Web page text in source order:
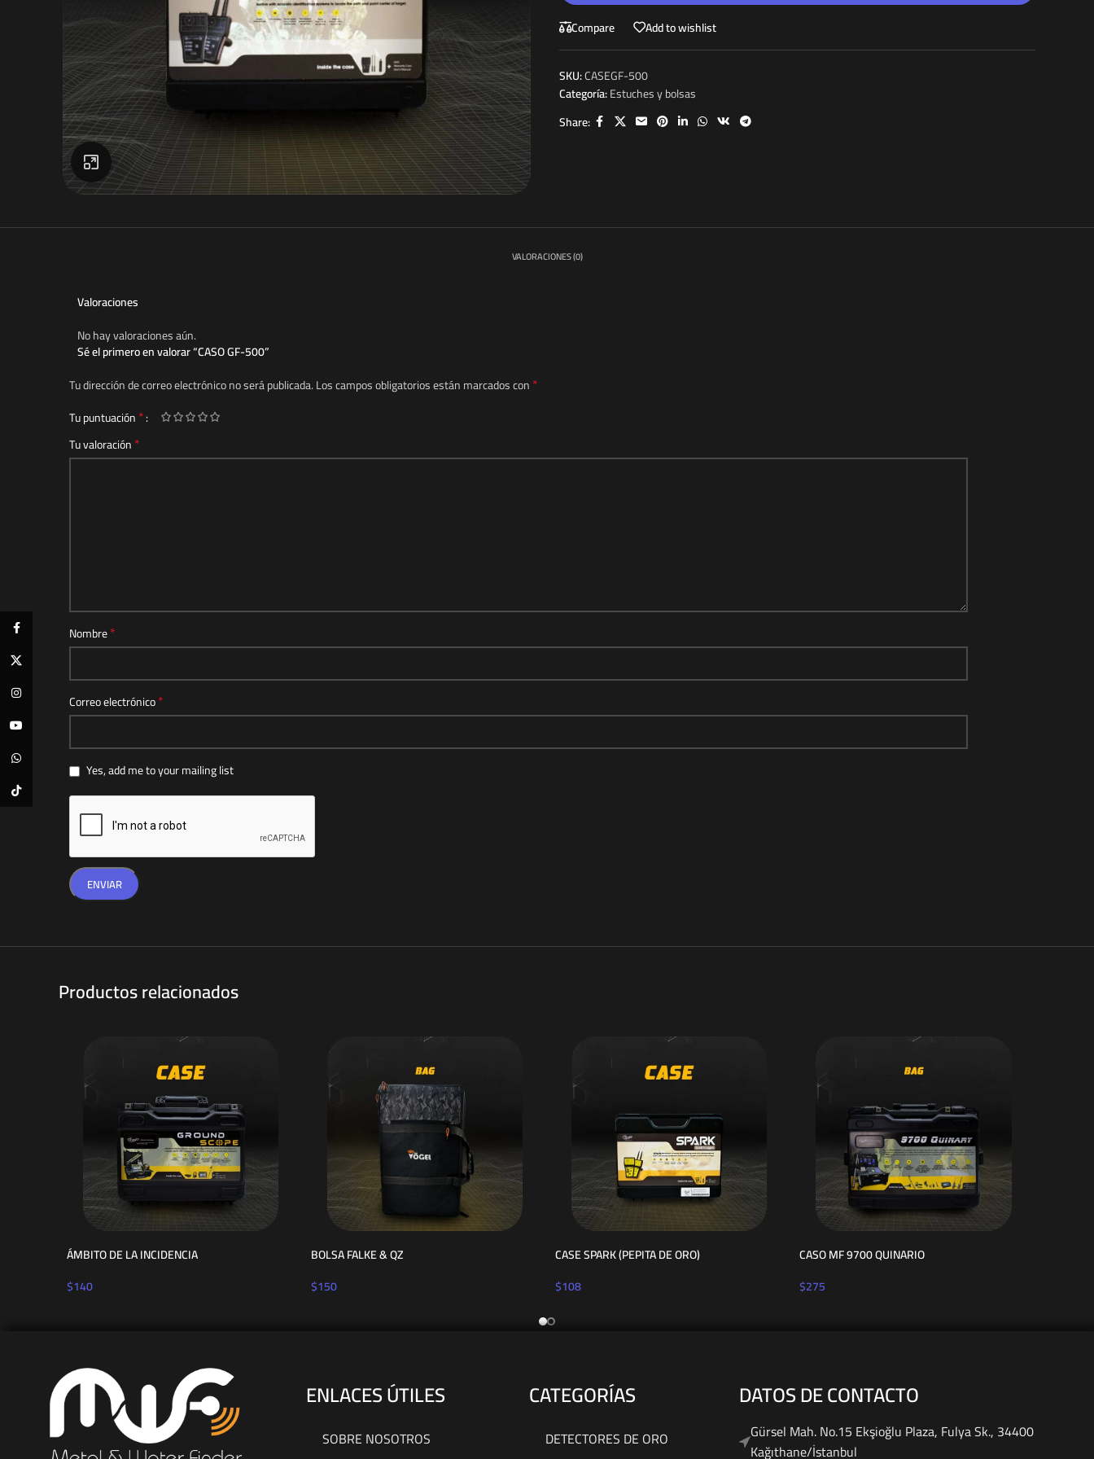
Click to enlarge
Compare Add to wishlist
SKU:CASEGF-500
Categoría:Estuches y bolsas
Share:
VALORACIONES (0)
Valoraciones
No hay valoraciones aún.
Sé el primero en valorar “CASO GF-500”
Tu dirección de correo electrónico no será publicada.Los campos obligatorios están marcados con*
Tu puntuación*
Tu valoración*
Nombre*
Correo electrónico*
Yes, add me to your mailing list
Productos relacionados
ÁMBITO DE LA INCIDENCIA
$140
BOLSA FALKE & QZ
$150
CASE SPARK (PEPITA DE ORO)
$108
CASO MF 9700 QUINARIO
$275
ENLACES ÚTILES
SOBRE NOSOTROS
CATEGORÍAS
DETECTORES DE ORO
DATOS DE CONTACTO
Gürsel Mah. No.15 Ekşioğlu Plaza, Fulya Sk., 34400
Kağıthane/İstanbul
Facebook
Instagram